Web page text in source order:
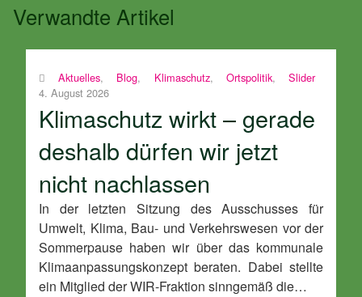
Verwandte Artikel
Aktuelles, Blog, Klimaschutz, Ortspolitik,Slider
4. August 2026
Klimaschutz wirkt – gerade
deshalb dürfen wir jetzt
nicht nachlassen
In der letzten Sitzung des Ausschusses für
Umwelt, Klima, Bau- und Verkehrswesen vor der
Sommerpause haben wir über das kommunale
Klimaanpassungskonzept beraten. Dabei stellte
ein Mitglied der WIR-Fraktion sinngemäß die…